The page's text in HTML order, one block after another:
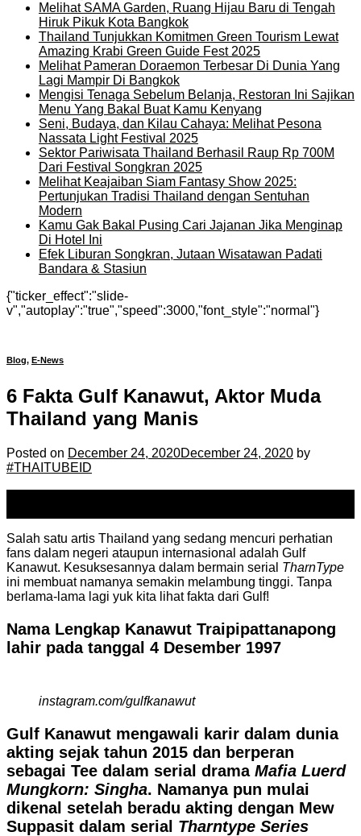
Melihat SAMA Garden, Ruang Hijau Baru di Tengah
Hiruk Pikuk Kota Bangkok
Thailand Tunjukkan Komitmen Green Tourism Lewat
Amazing Krabi Green Guide Fest 2025
Melihat Pameran Doraemon Terbesar Di Dunia Yang
Lagi Mampir Di Bangkok
Mengisi Tenaga Sebelum Belanja, Restoran Ini Sajikan
Menu Yang Bakal Buat Kamu Kenyang
Seni, Budaya, dan Kilau Cahaya: Melihat Pesona
Nassata Light Festival 2025
Sektor Pariwisata Thailand Berhasil Raup Rp 700M
Dari Festival Songkran 2025
Melihat Keajaiban Siam Fantasy Show 2025:
Pertunjukan Tradisi Thailand dengan Sentuhan
Modern
Kamu Gak Bakal Pusing Cari Jajanan Jika Menginap
Di Hotel Ini
Efek Liburan Songkran, Jutaan Wisatawan Padati
Bandara & Stasiun
{"ticker_effect":"slide-
v","autoplay":"true","speed":3000,"font_style":"normal"}
Blog, E-News
6 Fakta Gulf Kanawut, Aktor Muda
Thailand yang Manis
Posted on December 24, 2020December 24, 2020 by
#THAITUBEID
Salah satu artis Thailand yang sedang mencuri perhatian
fans dalam negeri ataupun internasional adalah Gulf
Kanawut. Kesuksesannya dalam bermain serial TharnType
ini membuat namanya semakin melambung tinggi. Tanpa
berlama-lama lagi yuk kita lihat fakta dari Gulf!
Nama Lengkap Kanawut Traipipattanapong
lahir pada tanggal 4 Desember 1997
instagram.com/gulfkanawut
Gulf Kanawut mengawali karir dalam dunia
akting sejak tahun 2015 dan berperan
sebagai Tee dalam serial drama Mafia Luerd
Mungkorn: Singha. Namanya pun mulai
dikenal setelah beradu akting dengan Mew
Suppasit dalam serial Tharntype Series